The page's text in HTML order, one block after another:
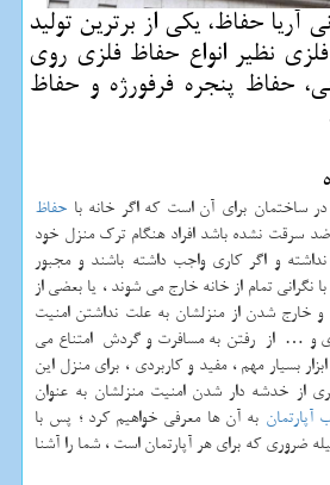
آریا حفاظ، یكی از برترین تولید
نظیر انواع حفاظ فلزی روی
حفاظ پنجره فرفورژه و حفاظ
ساختمان برای آن است که اگر خانه با حفاظ
سرقت نشده باشد افراد هنگام ترک منزل خود
و اگر کاری واجب داشته باشند و مجبور
نگرانی تمام از خانه خارج می شوند ، یا بعضی از
و خارج شدن از منزلشان به علت نداشتن امنیت
و … از رفتن به مسافرت و گردش امتناع می
بسیار مهم ، مفید و کاربردی ، برای منزل این
از خدشه دار شدن امنیت منزلشان به عنوان
به آن ها معرفی خواهیم کرد ؛ پس با
ضروری که برای هر آپارتمان است ، شما را آشنا